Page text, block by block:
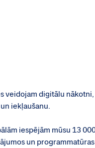
digitālu
iekļaušanu.
iespējām mūsu 13
un